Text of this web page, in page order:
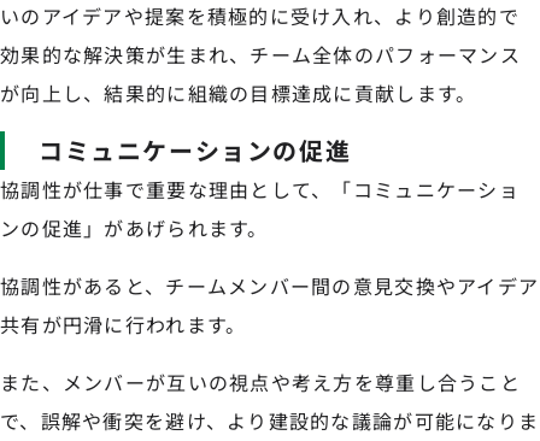
いのアイデアや提案を積極的に受け入れ、より創造的で
効果的な解決策が生まれ、チーム全体のパフォーマンス
が向上し、結果的に組織の目標達成に貢献します。
コミュニケーションの促進
協調性が仕事で重要な理由として、「コミュニケーショ
ンの促進」があげられます。
協調性があると、チームメンバー間の意見交換やアイデア
共有が円滑に行われます。
また、メンバーが互いの視点や考え方を尊重し合うこと
で、誤解や衝突を避け、より建設的な議論が可能になりま